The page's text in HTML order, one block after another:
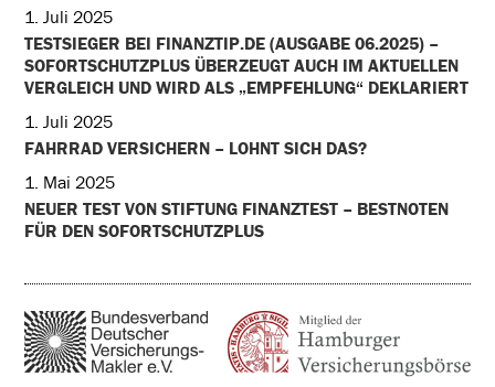
1. Juli 2025
TESTSIEGER BEI FINANZTIP.DE (AUSGABE 06.2025) –
SOFORTSCHUTZPLUS ÜBERZEUGT AUCH IM AKTUELLEN
VERGLEICH UND WIRD ALS „EMPFEHLUNG“ DEKLARIERT
1. Juli 2025
FAHRRAD VERSICHERN – LOHNT SICH DAS?
1. Mai 2025
NEUER TEST VON STIFTUNG FINANZTEST – BESTNOTEN
FÜR DEN SOFORTSCHUTZPLUS